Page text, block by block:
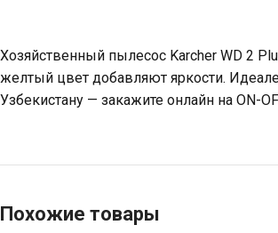
Хозяйственный пылесос Karcher WD 2
желтый цвет добавляют яркости.
Узбекистану — закажите онлайн на ON-
Похожие товары